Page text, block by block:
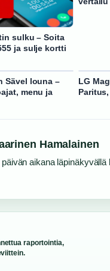
sulku – Soita
ja sulje kortti
Sävel louna –
menu ja
LG
Hamalainen
aikana läpinäkyvällä
raportointia,